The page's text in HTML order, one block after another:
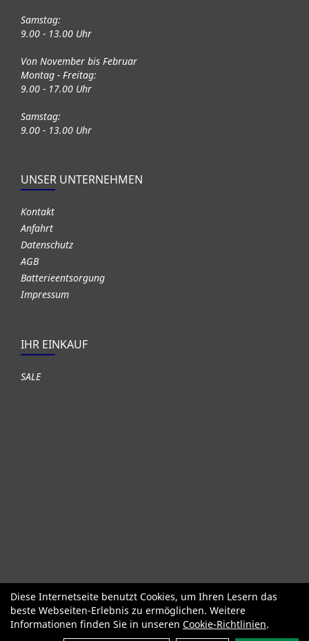
Samstag:
9.00 - 13.00 Uhr
Von November bis Februar
Montag - Freitag:
9.00 - 17.00 Uhr
Samstag:
9.00 - 13.00 Uhr
UNSER UNTERNEHMEN
Kontakt
Anfahrt
Datenschutz
AGB
Batterieentsorgung
Impressum
IHR EINKAUF
SALE
Fahrräder Gute gebrauchte Fahrräder
Roller + Laufräder
Fahrradzubehör
Fahrradteile
Bekleidung Helme Schuhe
SALE
Neuheiten
Diese Internetseite benutzt Cookies, um Ihren Lesern das
beste Webseiten-Erlebnis zu ermöglichen. Weitere
Informationen finden Sie in unseren Cookie-Richtlinien.